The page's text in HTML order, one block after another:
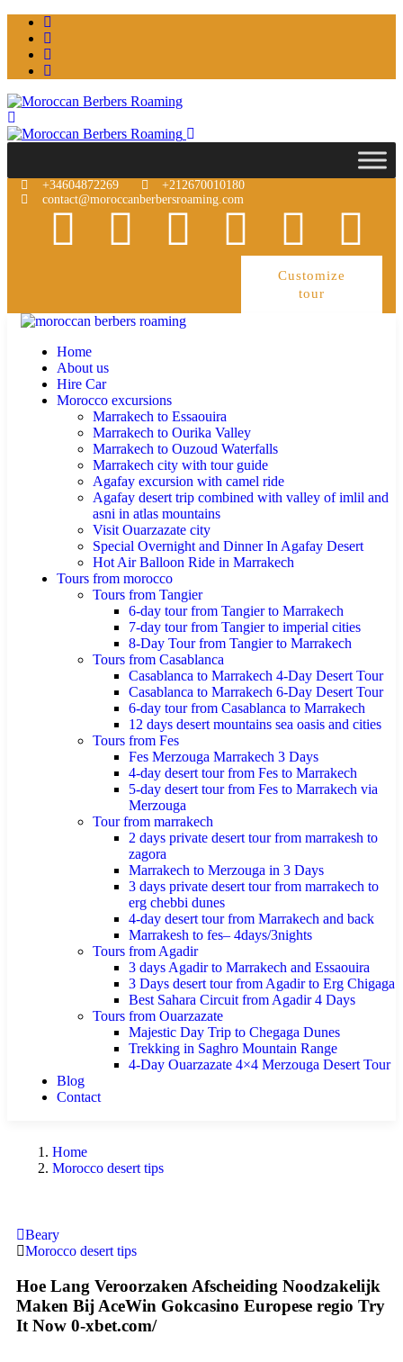
+34604872269
+212670010180
contact@moroccanberbersroaming.com
Customize
tour
Home
About us
Hire Car
Morocco excursions
Marrakech to Essaouira
Marrakech to Ourika Valley
Marrakech to Ouzoud Waterfalls
Marrakech city with tour guide
Agafay excursion with camel ride
Agafay desert trip combined with valley of imlil and
asni in atlas mountains
Visit Ouarzazate city
Special Overnight and Dinner In Agafay Desert
Hot Air Balloon Ride in Marrakech
Tours from morocco
Tours from Tangier
6-day tour from Tangier to Marrakech
7-day tour from Tangier to imperial cities
8-Day Tour from Tangier to Marrakech
Tours from Casablanca
Casablanca to Marrakech 4-Day Desert Tour
Casablanca to Marrakech 6-Day Desert Tour
6-day tour from Casablanca to Marrakech
12 days desert mountains sea oasis and cities
Tours from Fes
Fes Merzouga Marrakech 3 Days
4-day desert tour from Fes to Marrakech
5-day desert tour from Fes to Marrakech via
Merzouga
Tour from marrakech
2 days private desert tour from marrakesh to
zagora
Marrakech to Merzouga in 3 Days
3 days private desert tour from marrakech to
erg chebbi dunes
4-day desert tour from Marrakech and back
Marrakesh to fes– 4days/3nights
Tours from Agadir
3 days Agadir to Marrakech and Essaouira
3 Days desert tour from Agadir to Erg Chigaga
Best Sahara Circuit from Agadir 4 Days
Tours from Ouarzazate
Majestic Day Trip to Chegaga Dunes
Trekking in Saghro Mountain Range
4-Day Ouarzazate 4×4 Merzouga Desert Tour
Blog
Contact
Home
Morocco desert tips
Beary
Morocco desert tips
Hoe Lang Veroorzaken Afscheiding Noodzakelijk
Maken Bij AceWin Gokcasino Europese regio Try
It Now 0-xbet.com/